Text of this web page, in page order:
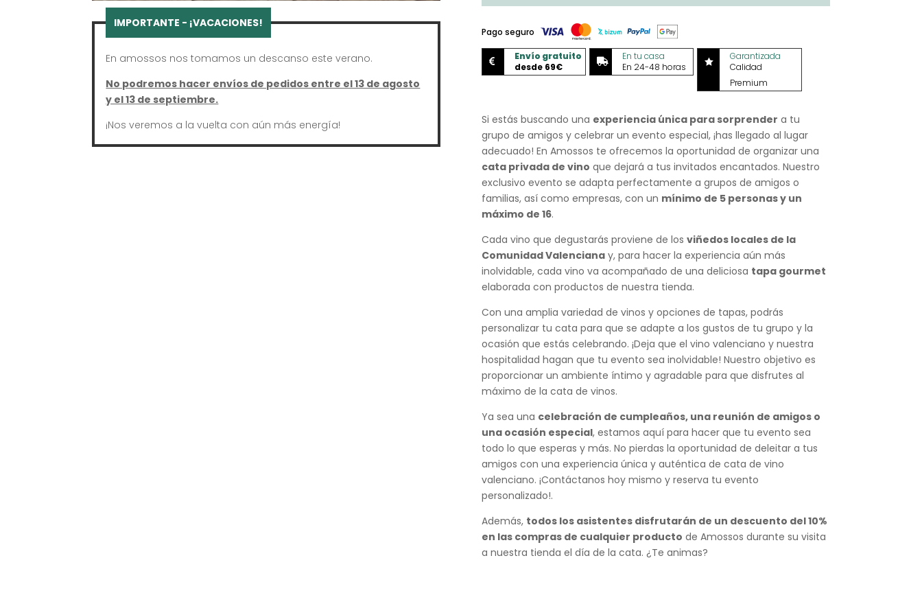
En amossos nos tomamos un descanso este verano.
No podremos hacer envíos de pedidos entre el 13 de agosto
y el 13 de septiembre.
¡Nos veremos a la vuelta con aún más energía!
nuestro
local)
cantidad
Pago seguro

Envío gratuito
desde 69€

En tu casa
En 24-48 horas

Garantizada
Calidad
Premium
Si estás buscando una experiencia única para sorprender a tu
grupo de amigos y celebrar un evento especial, ¡has llegado al lugar
adecuado! En Amossos te ofrecemos la oportunidad de organizar una
cata privada de vino que dejará a tus invitados encantados. Nuestro
exclusivo evento se adapta perfectamente a grupos de amigos o
familias, así como empresas, con un mínimo de 5 personas y un
máximo de 16.
Cada vino que degustarás proviene de los viñedos locales de la
Comunidad Valencianay, para hacer la experiencia aún más
inolvidable, cada vino va acompañado de una deliciosa tapa gourmet
elaborada con productos de nuestra tienda.
Con una amplia variedad de vinos y opciones de tapas, podrás
personalizar tu cata para que se adapte a los gustos de tu grupo y la
ocasión que estás celebrando. ¡Deja que el vino valenciano y nuestra
hospitalidad hagan que tu evento sea inolvidable! Nuestro objetivo es
proporcionar un ambiente íntimo y agradable para que disfrutes al
máximo de la cata de vinos.
Ya sea una celebración de cumpleaños, una reunión de amigos o
una ocasión especial, estamos aquí para hacer que tu evento sea
todo lo que esperas y más. No pierdas la oportunidad de deleitar a tus
amigos con una experiencia única y auténtica de cata de vino
valenciano. ¡Contáctanos hoy mismo y reserva tu evento
personalizado!.
Además, todos los asistentes disfrutarán de un descuento del 10%
en las compras de cualquier producto de Amossos durante su visita
a nuestra tienda el día de la cata. ¿Te animas?